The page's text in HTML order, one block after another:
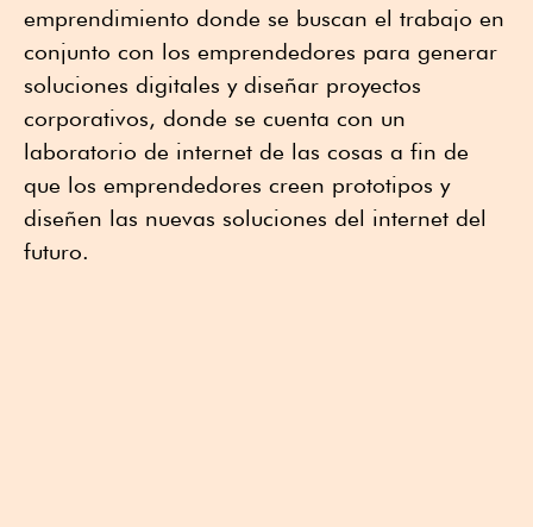
emprendimiento donde se buscan el trabajo en
conjunto con los emprendedores para generar
soluciones digitales y diseñar proyectos
corporativos, donde se cuenta con un
laboratorio de internet de las cosas a fin de
que los emprendedores creen prototipos y
diseñen las nuevas soluciones del internet del
futuro.